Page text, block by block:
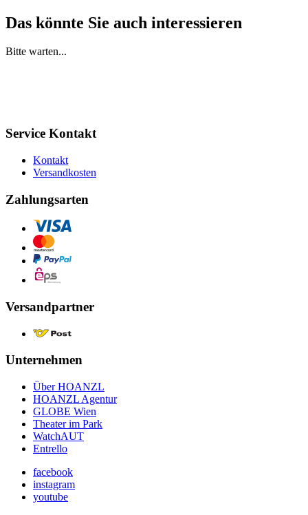
Das könnte Sie auch interessieren
Bitte warten...
Service Kontakt
Kontakt
Versandkosten
Zahlungsarten
Versandpartner
Unternehmen
Über HOANZL
HOANZL Agentur
GLOBE Wien
Theater im Park
WatchAUT
Entrello
facebook
instagram
youtube